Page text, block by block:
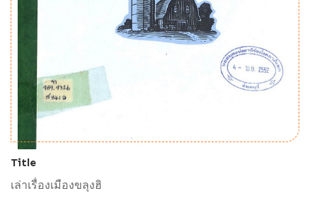
Title
เล่าเรื่องเมืองขลุงฮิ